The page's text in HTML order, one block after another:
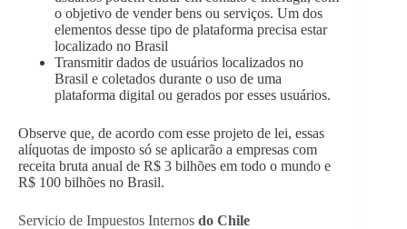
o objetivo de vender bens ou serviços. Um dos
elementos desse tipo de plataforma precisa estar
localizado no Brasil
Transmitir dados de usuários localizados no
Brasil e coletados durante o uso de uma
plataforma digital ou gerados por esses usuários.
Observe que, de acordo com esse projeto de lei, essas
alíquotas de imposto só se aplicarão a empresas com
receita bruta anual de R$ 3 bilhões em todo o mundo e
R$ 100 bilhões no Brasil.
Servicio de Impuestos Internos do Chile